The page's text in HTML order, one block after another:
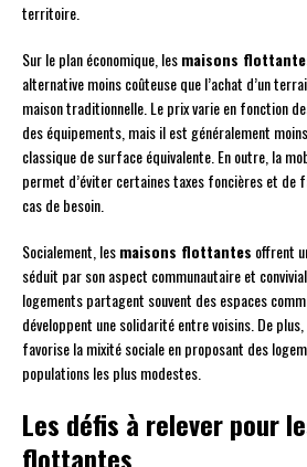
territoire.
Sur le plan économique, lesmaisons
alternative moins coûteuse que l’achat d’un
maison traditionnelle. Le prix varie en fonction
des équipements, mais il est généralement
classique de surface équivalente. En outre, la
permet d’éviter certaines taxes foncières et de
cas de besoin.
Socialement, lesmaisons flottantes offrent
séduit par son aspect communautaire et
logements partagent souvent des espaces
développent une solidarité entre voisins. De
favorise la mixité sociale en proposant des
populations les plus modestes.
Les défis à relever pour
flottantes